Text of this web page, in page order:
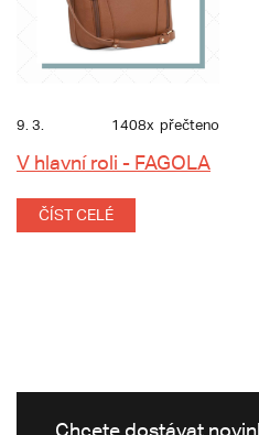
9. 3. 1408x přečteno
V hlavní roli - FAGOLA
ČÍST CELÉ
Chcete dostávat